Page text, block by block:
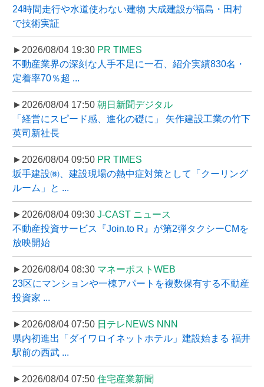
24時間走行や水道使わない建物 大成建設が福島・田村
で技術実証
►2026/08/04 19:30 PR TIMES
不動産業界の深刻な人手不足に一石、紹介実績830名・
定着率70％超 ...
►2026/08/04 17:50 朝日新聞デジタル
「経営にスピード感、進化の礎に」 矢作建設工業の竹下
英司新社長
►2026/08/04 09:50 PR TIMES
坂手建設㈱、建設現場の熱中症対策として「クーリング
ルーム」と ...
►2026/08/04 09:30 J-CAST ニュース
不動産投資サービス『Join.to R』が第2弾タクシーCMを
放映開始
►2026/08/04 08:30 マネーポストWEB
23区にマンションや一棟アパートを複数保有する不動産
投資家 ...
►2026/08/04 07:50 日テレNEWS NNN
県内初進出「ダイワロイネットホテル」建設始まる 福井
駅前の西武 ...
►2026/08/04 07:50 住宅産業新聞